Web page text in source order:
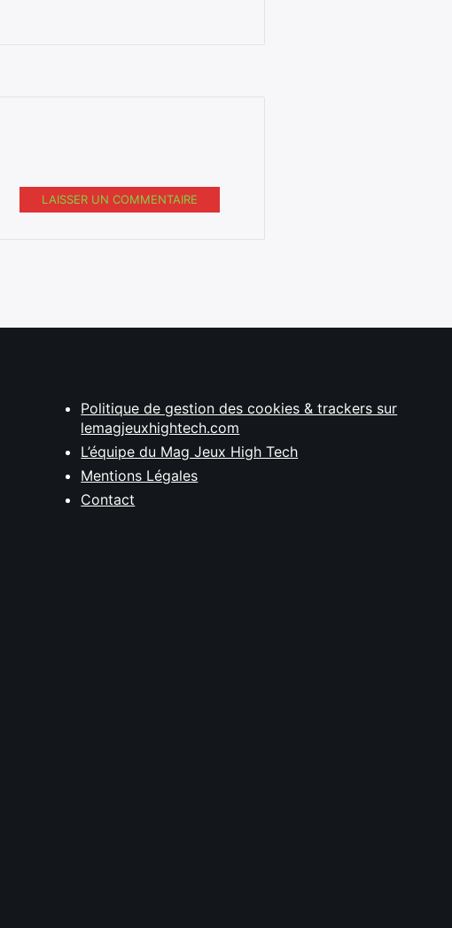
LAISSER UN COMMENTAIRE
Politique de gestion des cookies & trackers sur
lemagjeuxhightech.com
L’équipe du Mag Jeux High Tech
Mentions Légales
Contact